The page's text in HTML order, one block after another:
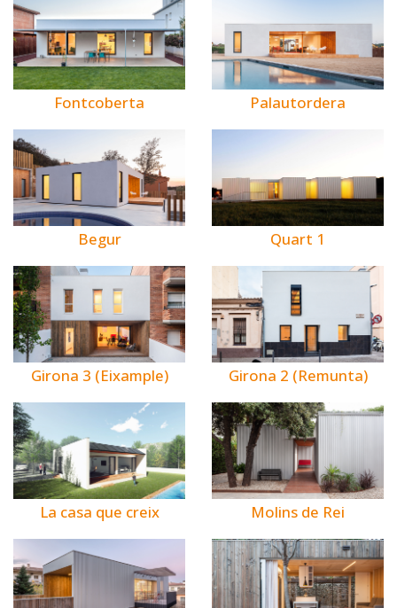
Fontcoberta Palautordera
Begur Quart 1
Girona 3 (Eixample) Girona 2 (Remunta)
La casa que creix Molins de Rei